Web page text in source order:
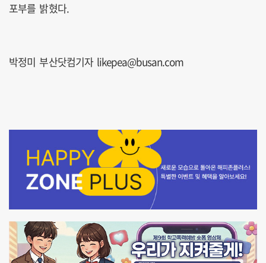
포부를 밝혔다.
박정미 부산닷컴기자 likepea@busan.com